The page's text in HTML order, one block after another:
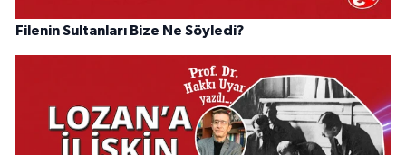
Filenin Sultanları Bize Ne Söyledi?